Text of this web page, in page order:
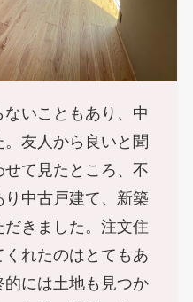
いこともあり、中
友人から良いと聞
て見たところ、不
中古戸建て、新築
きました。注文住
れたのはとてもあ
的には土地も見つか